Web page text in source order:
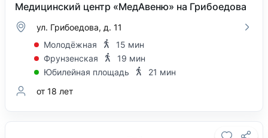
Медицинский центр «МедАвеню» на Грибоедова
ул. Грибоедова, д. 11
Молодёжная
15 мин
Фрунзенская
19 мин
Юбилейная площадь
21 мин
от 18 лет